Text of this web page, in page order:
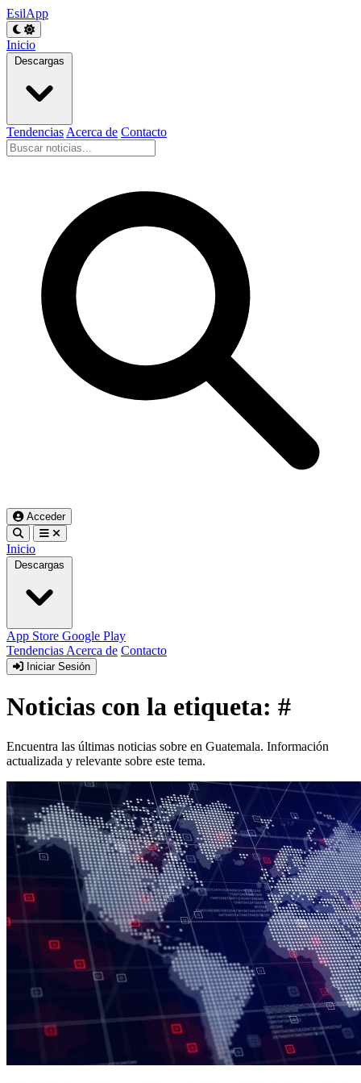
EsilApp
Inicio
Descargas
Tendencias Acerca de Contacto
Acceder
Inicio
Descargas
App Store Google Play
Tendencias Acerca de Contacto
Iniciar Sesión
Noticias con la etiqueta: #
Encuentra las últimas noticias sobre en Guatemala. Información
actualizada y relevante sobre este tema.